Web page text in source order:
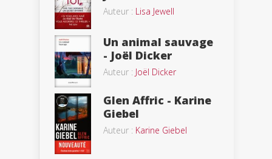
Auteur : Lisa Jewell
Un animal sauvage
- Joël Dicker
Auteur : Joël Dicker
Glen Affric - Karine
Giebel
Auteur : Karine Giebel